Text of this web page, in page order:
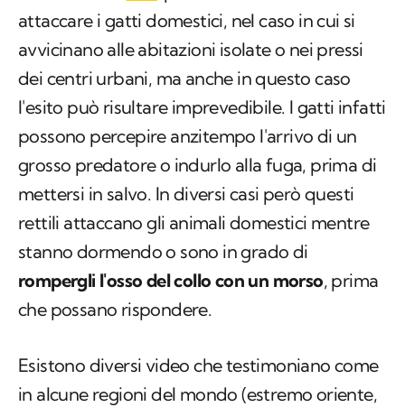
attaccare i gatti domestici, nel caso in cui si
avvicinano alle abitazioni isolate o nei pressi
dei centri urbani, ma anche in questo caso
l'esito può risultare imprevedibile. I gatti infatti
possono percepire anzitempo l'arrivo di un
grosso predatore o indurlo alla fuga, prima di
mettersi in salvo. In diversi casi però questi
rettili attaccano gli animali domestici mentre
stanno dormendo o sono in grado di
rompergli l'osso del collo con un morso, prima
che possano rispondere.
Esistono diversi video che testimoniano come
in alcune regioni del mondo (estremo oriente,